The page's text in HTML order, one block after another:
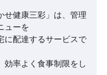
せ健康三彩」は、管理
ューを
に配達するサービスで
効率よく食事制限をし